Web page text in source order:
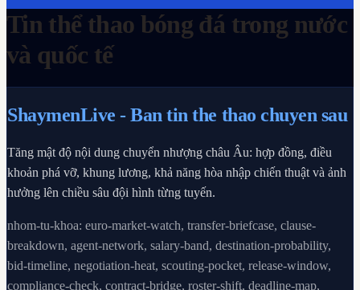
Tin thể thao bóng đá trong nước
và quốc tế
ShaymenLive - Ban tin the thao chuyen sau
Tăng mật độ nội dung chuyển nhượng châu Âu: hợp đồng, điều
khoản phá vỡ, khung lương, khả năng hòa nhập chiến thuật và ảnh
hưởng lên chiều sâu đội hình từng tuyến.
nhom-tu-khoa: euro-market-watch, transfer-briefcase, clause-
breakdown, agent-network, salary-band, destination-probability,
bid-timeline, negotiation-heat, scouting-pocket, release-window,
compliance-check, contract-bridge, roster-shift, deadline-map,